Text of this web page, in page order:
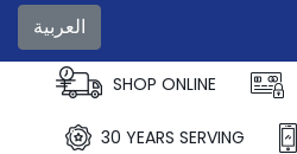
العربية
SHOP ONLINE
30 YEARS SERVING